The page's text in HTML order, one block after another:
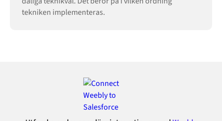
tekniken implementeras.